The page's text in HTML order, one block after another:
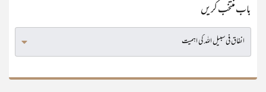
باب منتخب کریں